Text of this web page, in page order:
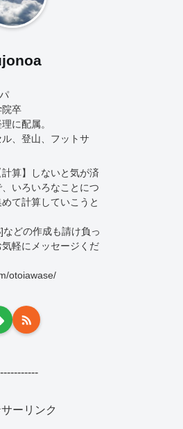
院卒
に配属。
ル、登山、フットサ
計算】しないと気が済
いろいろなことにつ
て計算していこうと
どの作成も請け負っ
軽にメッセージくだ
otoiawase/
ーリンク